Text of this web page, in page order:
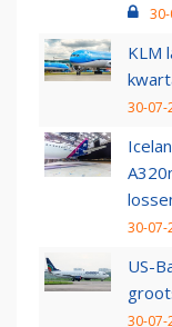
KLM
30-07-
30-07-
US-
30-07-